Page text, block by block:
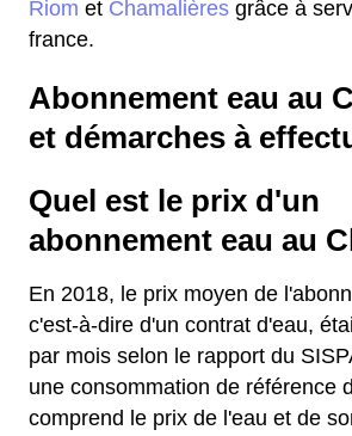
Riom et Chamalières grâce à
france.
Abonnement eau au
et démarches à
Quel est le prix d'un
abonnement eau au
En 2018, le prix moyen de
c'est-à-dire d'un contrat d'eau,
par mois selon le rapport du
une consommation de référence
comprend le prix de l'eau et de